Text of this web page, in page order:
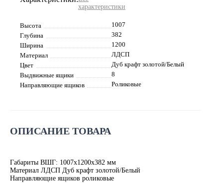
характеристики
Высота
1007
Глубина
382
Ширина
1200
Материал
ЛДСП
Цвет
Дуб крафт золотой/Белый
Выдвижные ящики
8
Направляющие ящиков
Роликовые
ОПИСАНИЕ ТОВАРА
Габариты ВШГ: 1007х1200х382 мм
Материал ЛДСП Дуб крафт золотой/Белый
Направляющие ящиков роликовые